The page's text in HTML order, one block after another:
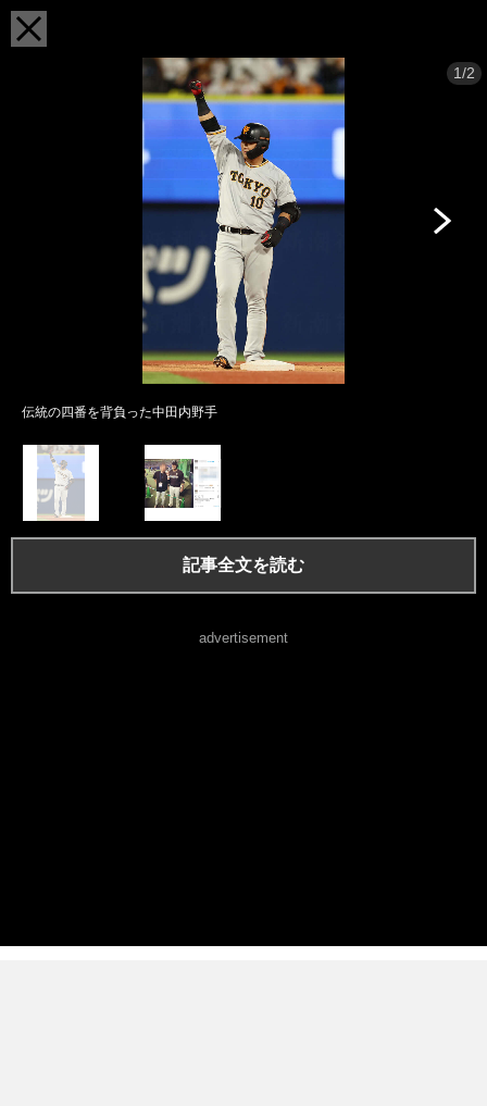
1/2
伝統の四番を背負った中田内野手
記事全文を読む
advertisement